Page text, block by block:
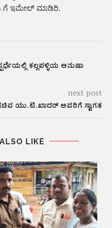
ಗೆ ಇಮೇಲ್ ಮಾಡಿರಿ.
ಕಲ್ಲಪಳ್ಳಿಯ ಅನುಷಾ
next post
ಯು.ಟಿ.ಖಾದರ್ ಅವರಿಗೆ ಸ್ವಾಗತ
LIKE